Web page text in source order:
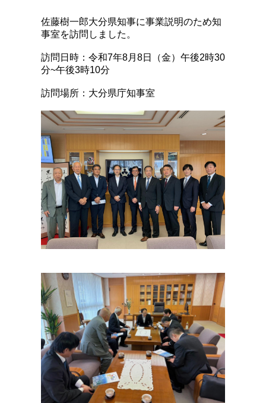
佐藤樹一郎大分県知事に事業説明のため知
事室を訪問しました。
訪問日時：令和7年8月8日（金）午後2時30
分~午後3時10分
訪問場所：大分県庁知事室